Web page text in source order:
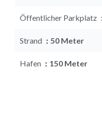
Öffentlicher Parkplatz
Strand 50 Meter
Hafen 150 Meter